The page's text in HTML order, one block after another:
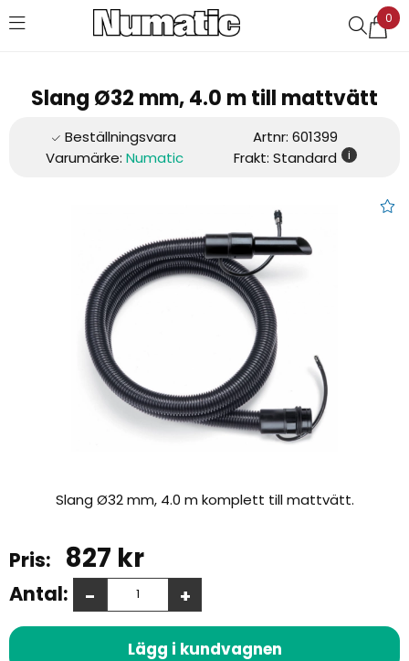
0
Favoriter (0)
Slang Ø32 mm, 4.0 m till mattvätt
Artnr: 601399
Varumärke: Numatic Frakt: Standard i
Slang Ø32 mm, 4.0 m till
Slang Ø32 mm, 4.0 m komplett till mattvätt.
827 kr
Antal: +
-
Lägg i kundvagnen